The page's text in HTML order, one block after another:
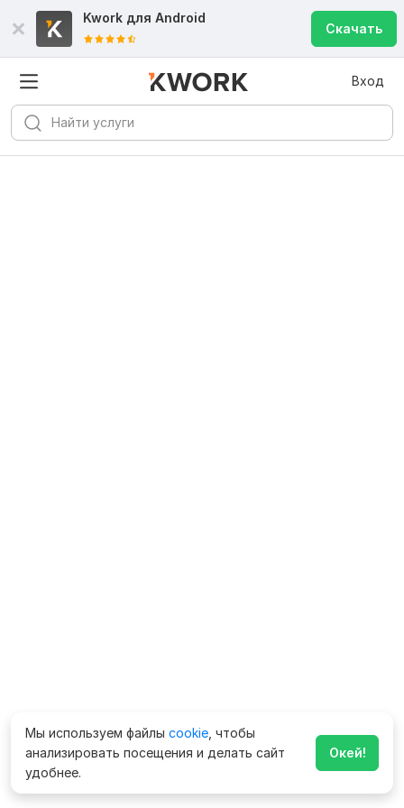
Kwork для Android
Скачать
Вход
Мы используем файлы cookie , чтобы
анализировать посещения и делать сайт
удобнее.
Окей!